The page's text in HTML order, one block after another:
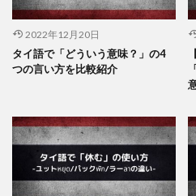
2022年12月20日
タイ語で「どういう意味？」の4
つの言い方を比較紹介